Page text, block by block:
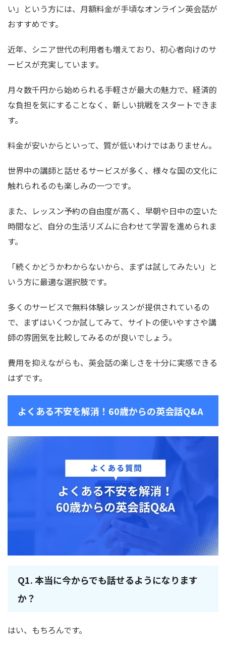
い」という方には、月額料金が手頃なオンライン英会話が
おすすめです。
近年、シニア世代の利用者も増えており、初心者向けのサ
ービスが充実しています。
月々数千円から始められる手軽さが最大の魅力で、経済的
な負担を気にすることなく、新しい挑戦をスタートできま
す。
料金が安いからといって、質が低いわけではありません。
世界中の講師と話せるサービスが多く、様々な国の文化に
触れられるのも楽しみの一つです。
また、レッスン予約の自由度が高く、早朝や日中の空いた
時間など、自分の生活リズムに合わせて学習を進められま
す。
「続くかどうかわからないから、まずは試してみたい」と
いう方に最適な選択肢です。
多くのサービスで無料体験レッスンが提供されているの
で、まずはいくつか試してみて、サイトの使いやすさや講
師の雰囲気を比較してみるのが良いでしょう。
費用を抑えながらも、英会話の楽しさを十分に実感できる
はずです。
よくある不安を解消！60歳からの英会話Q&A
Q1. 本当に今からでも話せるようになります
か？
はい、もちろんです。